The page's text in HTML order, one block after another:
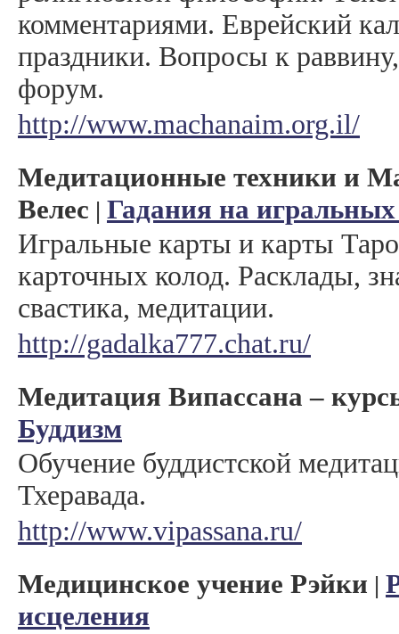
комментариями. Еврейский
праздники. Вопросы к
форум.
http://www.machanaim.org.il/
Медитационные техники и
Велес | Гадания на
Игральные карты и карты
карточных колод. Расклады,
свастика, медитации.
http://gadalka777.chat.ru/
Медитация Випассана –
Буддизм
Обучение буддистской
Тхеравада.
http://www.vipassana.ru/
Медицинское учение Рэйки |
исцеления